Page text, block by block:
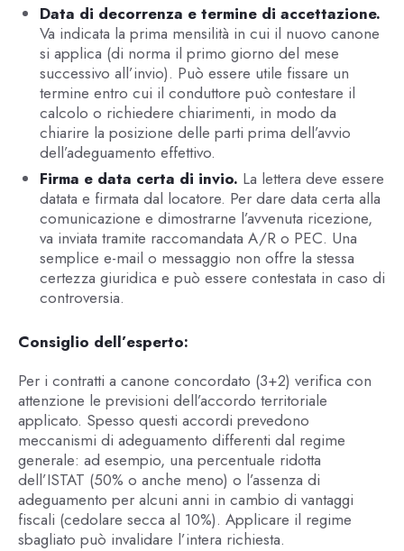
Data di decorrenza e termine di accettazione.
Va indicata la prima mensilità in cui il nuovo canone
si applica (di norma il primo giorno del mese
successivo all’invio). Può essere utile fissare un
termine entro cui il conduttore può contestare il
calcolo o richiedere chiarimenti, in modo da
chiarire la posizione delle parti prima dell’avvio
dell’adeguamento effettivo.
Firma e data certa di invio. La lettera deve essere
datata e firmata dal locatore. Per dare data certa alla
comunicazione e dimostrarne l’avvenuta ricezione,
va inviata tramite raccomandata A/R o PEC. Una
semplice e-mail o messaggio non offre la stessa
certezza giuridica e può essere contestata in caso di
controversia.
Consiglio dell’esperto:
Per i contratti a canone concordato (3+2) verifica con
attenzione le previsioni dell’accordo territoriale
applicato. Spesso questi accordi prevedono
meccanismi di adeguamento differenti dal regime
generale: ad esempio, una percentuale ridotta
dell’ISTAT (50% o anche meno) o l’assenza di
adeguamento per alcuni anni in cambio di vantaggi
fiscali (cedolare secca al 10%). Applicare il regime
sbagliato può invalidare l’intera richiesta.